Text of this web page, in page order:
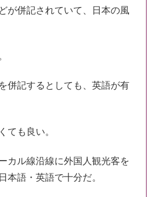
が併記されていて、日本の風
併記するとしても、英語が有
ても良い。
カル線沿線に外国人観光客を
本語・英語で十分だ。